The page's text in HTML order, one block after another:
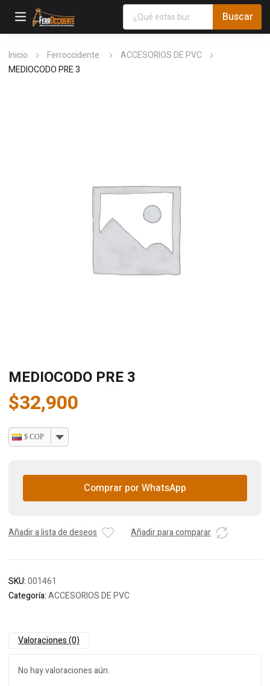
Inicio Ferroccidente
ACCESORIOS DE PVC
MEDIOCODO PRE 3
MEDIOCODO PRE 3
$32,900
$ COP
Comprar por WhatsApp
Añadir a lista de deseos Añadir para comparar
SKU:001461
Categoría:ACCESORIOS DE PVC
Valoraciones (0)
No hay valoraciones aún.